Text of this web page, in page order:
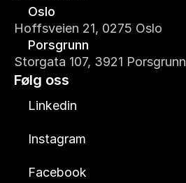
Oslo
Hoffsveien 21, 0275 Oslo
Porsgrunn
Storgata 107, 3921 Porsgrunn
Følg oss
Linkedin
Instagram
Facebook